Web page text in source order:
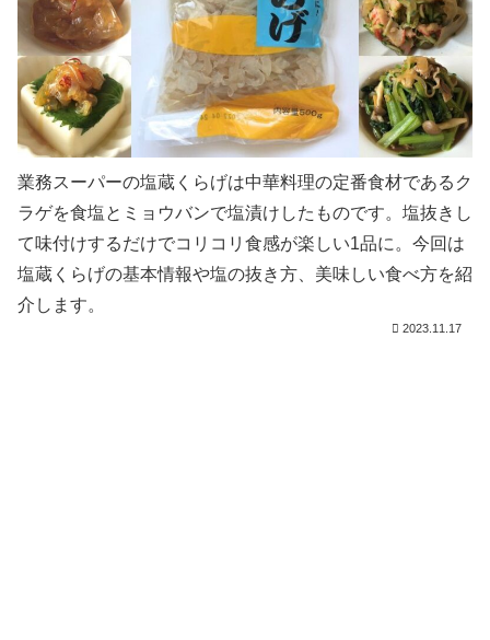
業務スーパーの塩蔵くらげは中華料理の定番食材であるク
ラゲを食塩とミョウバンで塩漬けしたものです。塩抜きし
て味付けするだけでコリコリ食感が楽しい1品に。今回は
塩蔵くらげの基本情報や塩の抜き方、美味しい食べ方を紹
介します。
2023.11.17